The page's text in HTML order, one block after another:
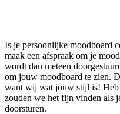
Is je persoonlijke moodboard
maak een afspraak om je
wordt dan meteen
om jouw moodboard te zien.
want wij wat jouw stijl is! Heb
zouden we het fijn vinden als
doorsturen.